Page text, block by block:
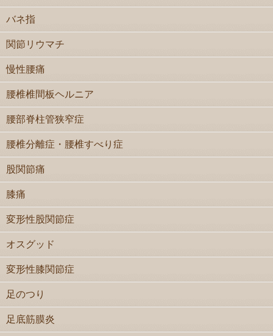
バネ指
関節リウマチ
慢性腰痛
腰椎椎間板ヘルニア
腰部脊柱管狭窄症
腰椎分離症・腰椎すべり症
股関節痛
膝痛
変形性股関節症
オスグッド
変形性膝関節症
足のつり
足底筋膜炎